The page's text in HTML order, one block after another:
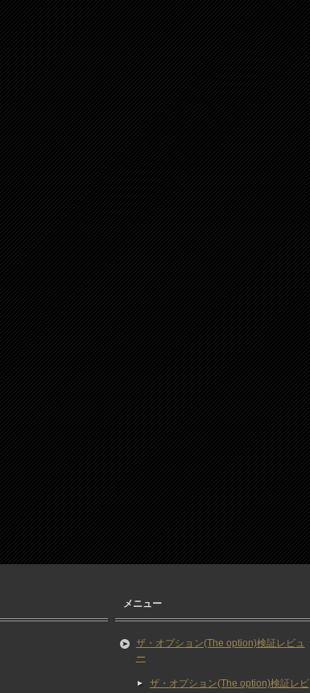
メニュー
ザ・オプション(The option)検証レビュ
ー
ザ・オプション(The option)検証レビ